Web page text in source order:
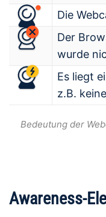
Die
Der
wurde
Es liegt
z.B.
Bedeutung der
Awareness-